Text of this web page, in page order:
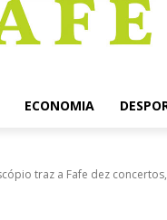
ECONOMIA
traz a Fafe dez